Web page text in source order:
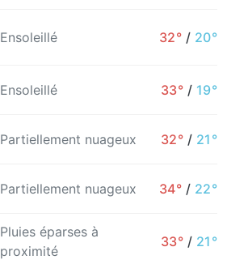
Ensoleillé 32° / 20°
Ensoleillé 33° / 19°
Partiellement nuageux 32° / 21°
Partiellement nuageux 34° / 22°
Pluies éparses à
proximité
33° / 21°